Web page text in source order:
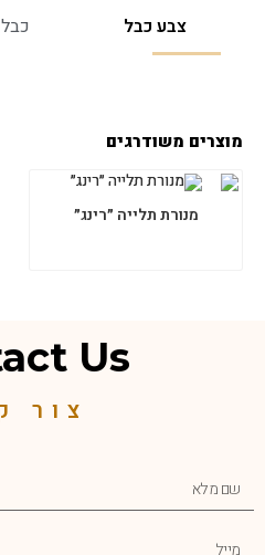
צבע כבל
מוצרים משודרגים
מנורת תלייה ״רינג״
Us
צור